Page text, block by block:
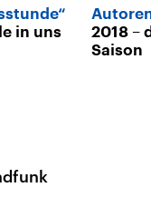
in uns
2018 –
Saison